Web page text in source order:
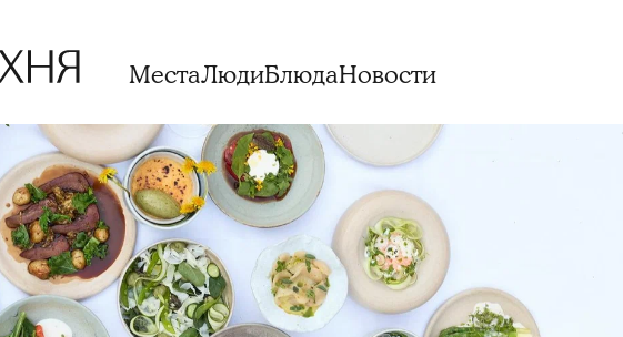
МестаЛюдиБлюдаНовости